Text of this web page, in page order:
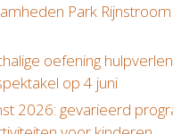
Park
oefening
op 4 juni
2026: gevarieerd